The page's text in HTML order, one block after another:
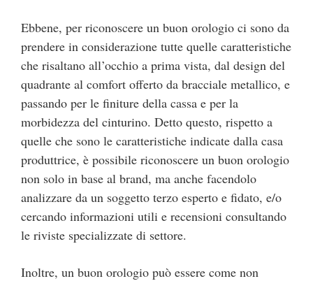
Ebbene, per riconoscere un buon orologio ci sono da
prendere in considerazione tutte quelle caratteristiche
che risaltano all’occhio a prima vista, dal design del
quadrante al comfort offerto da bracciale metallico, e
passando per le finiture della cassa e per la
morbidezza del cinturino. Detto questo, rispetto a
quelle che sono le caratteristiche indicate dalla casa
produttrice, è possibile riconoscere un buon orologio
non solo in base al brand, ma anche facendolo
analizzare da un soggetto terzo esperto e fidato, e/o
cercando informazioni utili e recensioni consultando
le riviste specializzate di settore.
Inoltre, un buon orologio può essere come non